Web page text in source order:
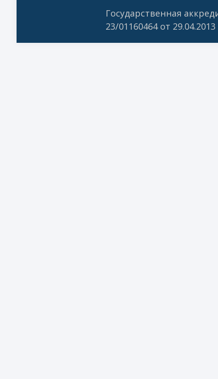
Государственная
23/01160464 от 29.04.2013